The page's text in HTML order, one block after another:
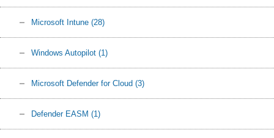
Microsoft Intune (28)
Windows Autopilot (1)
Microsoft Defender for Cloud (3)
Defender EASM (1)